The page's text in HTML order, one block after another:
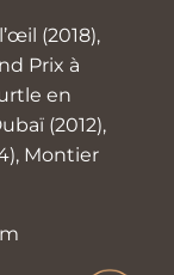
(2018),
Prix à
en
(2012),
Montier